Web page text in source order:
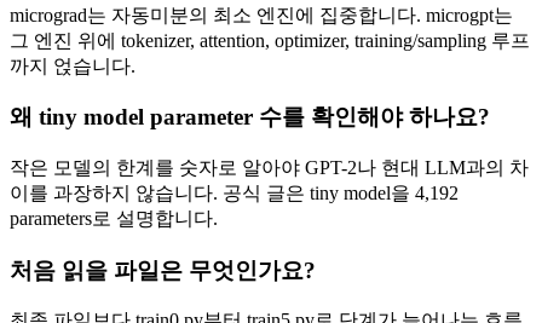
micrograd는 자동미분의 최소 엔진에 집중합니다. microgpt는
그 엔진 위에 tokenizer, attention, optimizer, training/sampling 루프
까지 얹습니다.
왜 tiny model parameter 수를 확인해야 하나요?
작은 모델의 한계를 숫자로 알아야 GPT-2나 현대 LLM과의 차
이를 과장하지 않습니다. 공식 글은 tiny model을 4,192
parameters로 설명합니다.
처음 읽을 파일은 무엇인가요?